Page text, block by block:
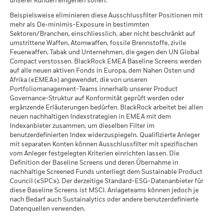
Die annualisierte Rendite aus Wertpapierleihgeschäften
errechnet sich aus den ungeprüften Nettoeinnahmen des
Fonds aus der Wertpapierleihe über einen Zeitraum von 12
Monaten, dividiert durch den durchschnittlichen NAV des
Fonds im selben Zeitraum. BlackRock verfolgt die Politik,
vierteljährlich mit einer einmonatigen Verzögerung Angaben
zur Wertentwicklung zu veröffentlichen. Das bedeutet, dass
die Renditen für den Zeitraum vom 01/01/2019 bis
31/12/2019 ab dem 01/02/2020 veröffentlicht werden
können.
Das maximale Leihvolumen kann im Laufe der Zeit
Schwankungen unterliegen.
Bei der Wertpapierleihe besteht das Risiko von Verlusten falls
ein Entleiher vor der Rückgabe der Werpapiere ausfällt und
auf Grund von Marktbewegungen der Wert der Sicherheiten
fällt und / oder der Wert der verliehenen Wertpapiere
ansteigt.
Günstig
Das Stressszenario zeigt, was Sie im Fall extremer
Marktbedingungen zurückerhalten könnten.
MSCI-gewichtete
durchschnittliche
Kohlenstoffintensität
(Tonnen CO2E/$M UMSATZ)
Per 17.Juli2026
MSCI-Daten zum impliziten
Temperaturanstieg (+0-
3,0°C)
MSCI ESG-%-Abdeckung
Per 17.Juli2026
MSCI ESG-Qualitätswert -
Perzentil Vergleichsgruppe
Per 17.Juli2026
32.90
Fonds in der
Vergleichsgruppe
Per 17.Juli2026
462
MSCI-Daten zur gewichteten
MSCI - Kraftwerkskohle
Per 05.Aug.2026
MSCI - Ölsand
Per 05.Aug.2026
0.00%
Abdeckung der
geschäftlichen
Beteiligungen
Per 05.Aug.2026
3.68%
Nicht abgedeckter
prozentualer Anteil des
Fonds
Per 05.Aug.2026
96.32%
Die hierüber für Kraftwerkskohle und Ölsande aufgeführten
Engagements in geschäftlichen Beteiligungen von BlackRock
werden für Unternehmen berechnet und ausgewiesen, die
gemäss der Definition von MSCI ESG Research mehr als 5 %
iShares III plc - Prospectus (English)
iShares III plc - Prospectus (English -
Switzerland)
iShares III plc - Prospectus (German -
Switzerland)
iShares III plc - Prospectus (German -
Austria^Germany^Switzerland)
See all documents
Beispielsweise eliminieren diese Ausschlussfilter Positionen mit
mehr als De-minimis-Exposure in bestimmten
Sektoren/Branchen, einschliesslich, aber nicht beschränkt auf
umstrittene Waffen, Atomwaffen, fossile Brennstoffe, zivile
Feuerwaffen, Tabak und Unternehmen, die gegen den UN Global
Compact verstossen. BlackRock EMEA Baseline Screens werden
auf alle neuen aktiven Fonds in Europa, dem Nahen Osten und
Afrika («EMEA») angewendet, die von unseren
Portfoliomanagement-Teams innerhalb unserer Product
Governance-Struktur auf Konformität geprüft werden oder
ergänzende Erläuterungen bedürfen. BlackRock arbeitet bei allen
neuen nachhaltigen Indexstrategien in EMEA mit dem
Indexanbieter zusammen, um dieselben Filter im
benutzerdefinierten Index widerzuspiegeln. Qualifizierte Anleger
mit separaten Konten können Ausschlussfilter mit spezifischen
vom Anleger festgelegten Kriterien einrichten lassen. Die
Definition der Baseline Screens und deren Übernahme in
nachhaltige Screened Funds unterliegt dem Sustainable Product
Council («SPC»). Der derzeitige Standard-ESG-Datenanbieter für
diese Baseline Screens ist MSCI. Anlageteams können jedoch je
nach Bedarf auch Sustainalytics oder andere benutzerdefinierte
Datenquellen verwenden.